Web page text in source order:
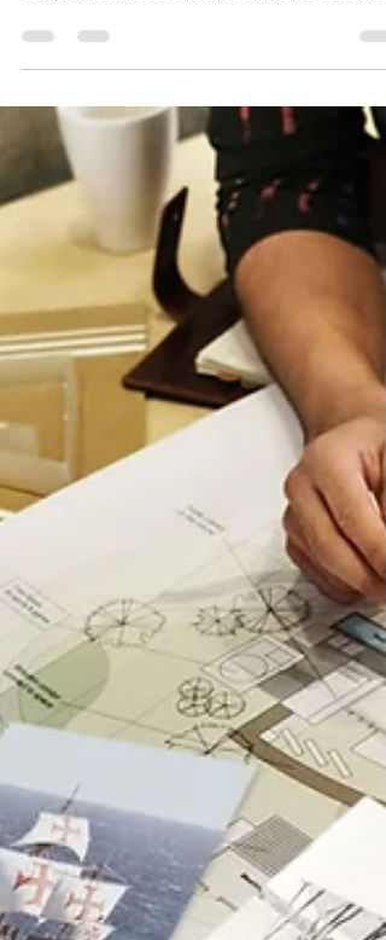
comprometemos a ofrecer las mejores soluciones
para crear áreas de fitness que no solo inspiren a
las personas a mantenerse activas, sino que
también ofrezcan un entorno seguro, funcional y
atractivo